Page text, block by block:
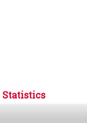
Statistics